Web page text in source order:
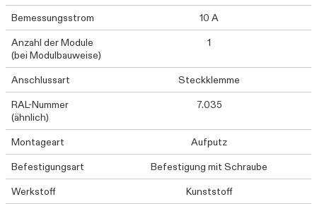
Bemessungsstrom
10 A
Anzahl der Module
(bei Modulbauweise)
1
Anschlussart
Steckklemme
RAL-Nummer
(ähnlich)
7.035
Montageart
Aufputz
Befestigungsart
Befestigung mit Schraube
Werkstoff
Kunststoff